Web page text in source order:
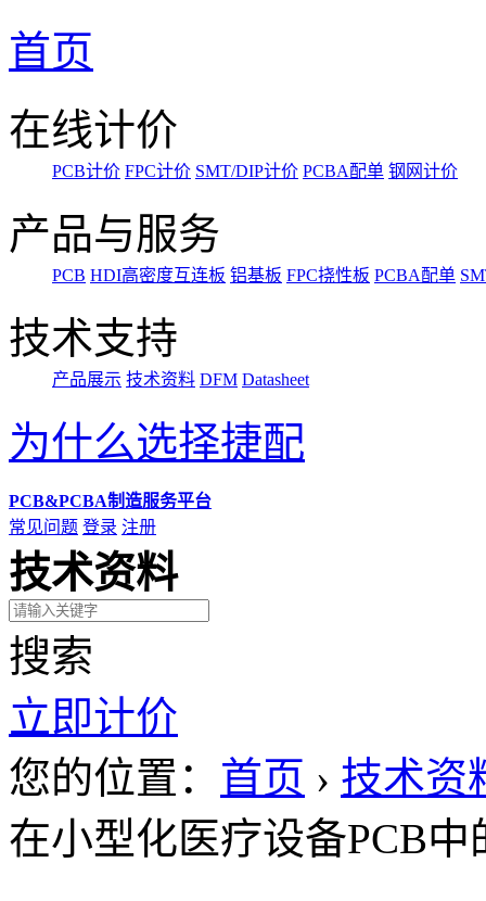
首页
在线计价
PCB计价 FPC计价 SMT/DIP计价 PCBA配单 钢网计价
产品与服务
PCB HDI高密度互连板 铝基板 FPC挠性板 PCBA配单
技术支持
产品展示 技术资料 DFM Datasheet
为什么选择捷配
PCB&PCBA制造服务平台
常见问题 登录 注册
技术资料
搜索
立即计价
您的位置： 首页 › 技术资
在小型化医疗设备PCB